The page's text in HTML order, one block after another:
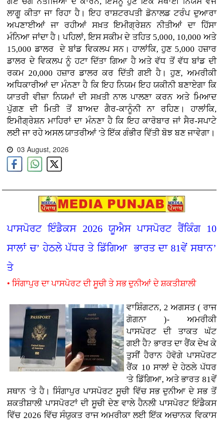
ਲਾਗੂ ਕੀਤਾ ਜਾ ਰਿਹਾ ਹੈ। ਇਹ ਰਾਸ਼ਟਰਪਤੀ ਡੋਨਾਲਡ ਟਰੰਪ ਦੁਆਰਾ
ਅਪਣਾਈਆਂ ਜਾ ਰਹੀਆਂ ਸਖ਼ਤ ਇਮੀਗ੍ਰੇਸ਼ਨ ਨੀਤੀਆਂ ਦਾ ਹਿੱਸਾ
ਮੰਨਿਆ ਜਾਂਦਾ ਹੈ। ਪਹਿਲਾਂ, ਇਸ ਸਕੀਮ ਦੇ ਤਹਿਤ 5,000, 10,000 ਅਤੇ
15,000 ਡਾਲਰ ਦੇ ਬਾਂਡ ਵਿਕਲਪ ਸਨ। ਹਾਲਾਂਕਿ, ਹੁਣ 5,000 ਹਜ਼ਾਰ
ਡਾਲਰ ਦੇ ਵਿਕਲਪ ਨੂੰ ਹਟਾ ਦਿੱਤਾ ਗਿਆ ਹੈ ਅਤੇ ਵੱਧ ਤੋਂ ਵੱਧ ਬਾਂਡ ਦੀ
ਰਕਮ 20,000 ਹਜ਼ਾਰ ਡਾਲਰ ਕਰ ਦਿੱਤੀ ਗਈ ਹੈ। ਹੁਣ, ਅਮਰੀਕੀ
ਅਧਿਕਾਰੀਆਂ ਦਾ ਮੰਨਣਾ ਹੈ ਕਿ ਇਹ ਨਿਯਮ ਇਹ ਯਕੀਨੀ ਬਣਾਏਗਾ ਕਿ
ਯਾਤਰੀ ਵੀਜ਼ਾ ਨਿਯਮਾਂ ਦੀ ਸਖ਼ਤੀ ਨਾਲ ਪਾਲਣਾ ਕਰਨ ਅਤੇ ਮਿਆਦ
ਪੁੱਗਣ ਦੀ ਮਿਤੀ ਤੋਂ ਬਾਅਦ ਗੈਰ-ਕਾਨੂੰਨੀ ਨਾ ਰਹਿਣ। ਹਾਲਾਂਕਿ,
ਇਮੀਗ੍ਰੇਸ਼ਨ ਮਾਹਿਰਾਂ ਦਾ ਮੰਨਣਾ ਹੈ ਕਿ ਇਹ ਕਾਰੋਬਾਰ ਜਾਂ ਸੈਰ-ਸਪਾਟੇ
ਲਈ ਜਾ ਰਹੇ ਅਸਲ ਯਾਤਰੀਆਂ 'ਤੇ ਇੱਕ ਗੰਭੀਰ ਵਿੱਤੀ ਬੋਝ ਬਣ ਜਾਵੇਗਾ।
03 August, 2026
ਪਾਸਪੋਰਟ ਇੰਡੈਕਸ 2026 ਯੂਐਸ ਪਾਸਪੋਰਟ ਰੈਂਕਿੰਗ 10
ਸਾਲਾਂ ਚ’ ਹੇਠਲੇ ਪੱਧਰ ਤੇ ਡਿੱਗਿਆ ਭਾਰਤ ਦਾ 81ਵੇਂ ਸਥਾਨ’
ਤੇ
• ਸਿੰਗਾਪੁਰ ਦਾ ਪਾਸਪੋਰਟ ਦੀ ਸੂਚੀ ਤੇ ਸਭ ਦੁਨੀਆਂ ਦੇ ਸ਼ਕਤੀਸ਼ਾਲੀ
ਵਾਸ਼ਿੰਗਟਨ, 2 ਅਗਸਤ ( ਰਾਜ
ਗੋਗਨਾ )- ਅਮਰੀਕੀ
ਪਾਸਪੋਰਟ ਦੀ ਤਾਕਤ ਘੱਟ
ਗਈ ਹੈ? ਭਾਰਤ ਦਾ ਰੈਂਕ ਦੇਖ ਕੇ
ਤੁਸੀਂ ਹੈਰਾਨ ਹੋਵੋਗੇ ਪਾਸਪੋਰਟ
ਰੈਂਕ 10 ਸਾਲਾਂ ਦੇ ਹੇਠਲੇ ਪੱਧਰ
'ਤੇ ਡਿੱਗਿਆ, ਅਤੇ ਭਾਰਤ 81ਵੇਂ
ਸਥਾਨ 'ਤੇ ਹੈ। ਸਿੰਗਾਪੁਰ ਪਾਸਪੋਰਟ ਸੂਚੀ ਵਿੱਚ ਸਭ ਦੁਨੀਆ ਦੇ ਸਭ ਤੋਂ
ਸ਼ਕਤੀਸ਼ਾਲੀ ਪਾਸਪੋਰਟਾਂ ਦੀ ਸੂਚੀ ਦੇਣ ਵਾਲੇ ਹੈਨਲੀ ਪਾਸਪੋਰਟ ਇੰਡੈਕਸ
ਵਿੱਚ 2026 ਵਿੱਚ ਸੰਯੁਕਤ ਰਾਜ ਅਮਰੀਕਾ ਲਈ ਇੱਕ ਅਚਾਨਕ ਵਿਕਾਸ